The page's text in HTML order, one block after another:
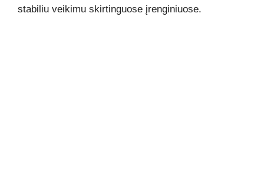
stabiliu veikimu skirtinguose įrenginiuose.